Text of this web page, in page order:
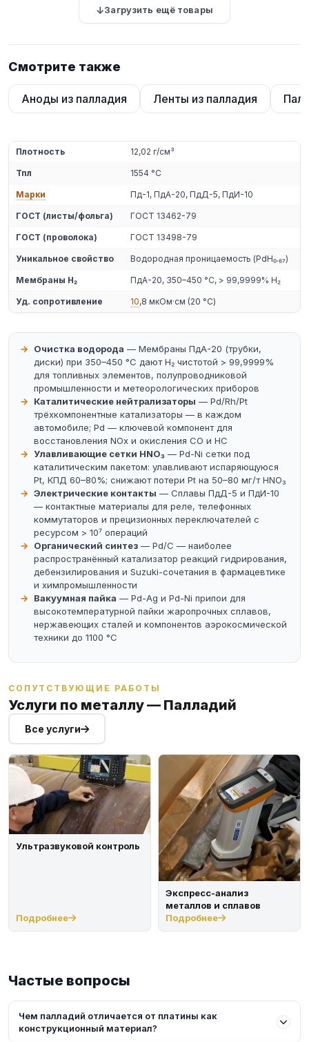
Загрузить ещё товары
Смотрите также
Аноды из палладия Ленты из палладия
Плотность 12,02 г/см³
Тпл 1554 °C
Марки Пд-1, ПдА-20, ПдД-5, ПдИ-10
ГОСТ (листы/фольга) ГОСТ 13462-79
ГОСТ (проволока) ГОСТ 13498-79
Уникальное свойство Водородная проницаемость (PdH₀.₆₇)
Мембраны H₂ ПдА-20, 350–450 °C, > 99,9999% H₂
Уд. сопротивление 10,8 мкОм·см (20 °C)
Очистка водорода — Мембраны ПдА-20 (трубки,
диски) при 350–450 °C дают H₂ чистотой > 99,9999%
для топливных элементов, полупроводниковой
промышленности и метеорологических приборов
Каталитические нейтрализаторы — Pd/Rh/Pt
трёхкомпонентные катализаторы — в каждом
автомобиле; Pd — ключевой компонент для
восстановления NOx и окисления CO и HC
Улавливающие сетки HNO₃ — Pd-Ni сетки под
каталитическим пакетом: улавливают испаряющуюся
Pt, КПД 60–80%; снижают потери Pt на 50–80 мг/т HNO₃
Электрические контакты — Сплавы ПдД-5 и ПдИ-10
— контактные материалы для реле, телефонных
коммутаторов и прецизионных переключателей с
ресурсом > 10⁷ операций
Органический синтез — Pd/C — наиболее
распространённый катализатор реакций гидрирования,
дебензилирования и Suzuki-сочетания в фармацевтике
и химпромышленности
Вакуумная пайка — Pd-Ag и Pd-Ni припои для
высокотемпературной пайки жаропрочных сплавов,
нержавеющих сталей и компонентов аэрокосмической
техники до 1100 °C
СОПУТСТВУЮЩИЕ РАБОТЫ
Услуги по металлу — Палладий
Все услуги
Ультразвуковой контроль
Подробнее
Экспресс-анализ
металлов и сплавов
Подробнее
Частые вопросы
Чем палладий отличается от платины как
конструкционный материал?